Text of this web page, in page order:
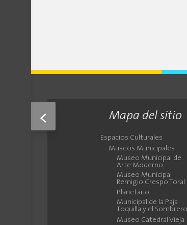
< Mapa del sitio
Espacios Culturales
Museos Municipales
Museo Municipal de
Arte Moderno
Museo Municipal
Remigio Crespo Toral
Planetario
Municipal de la Paja
Toquilla y el Sombrero
Museo Catedral Vieja